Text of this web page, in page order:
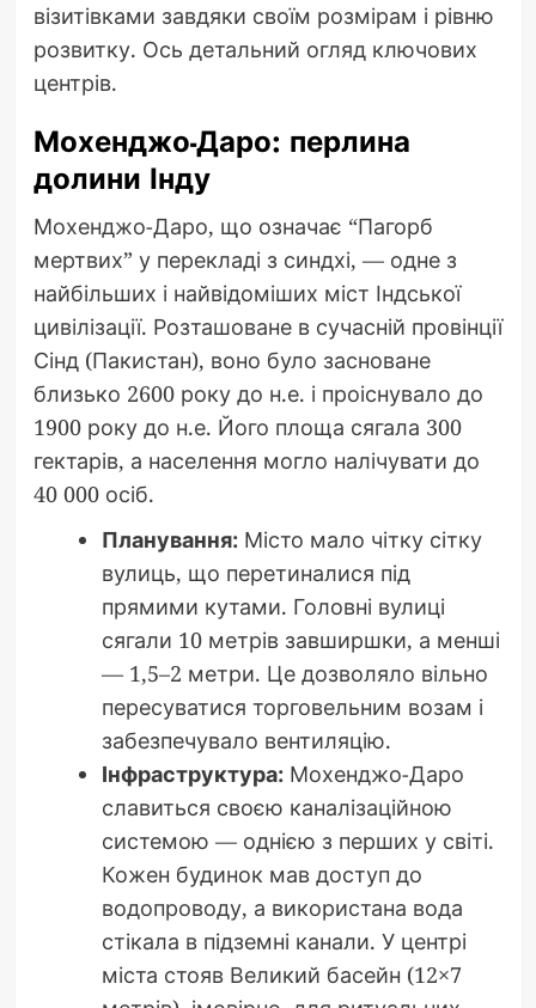
візитівками завдяки своїм розмірам і рівню
розвитку. Ось детальний огляд ключових
центрів.
Мохенджо-Даро: перлина
долини Інду
Мохенджо-Даро, що означає “Пагорб
мертвих” у перекладі з синдхі, — одне з
найбільших і найвідоміших міст Індської
цивілізації. Розташоване в сучасній провінції
Сінд (Пакистан), воно було засноване
близько 2600 року до н.е. і проіснувало до
1900 року до н.е. Його площа сягала 300
гектарів, а населення могло налічувати до
40 000 осіб.
Планування:Місто мало чітку сітку
вулиць, що перетиналися під
прямими кутами. Головні вулиці
сягали 10 метрів завширшки, а менші
— 1,5–2 метри. Це дозволяло вільно
пересуватися торговельним возам і
забезпечувало вентиляцію.
Інфраструктура:Мохенджо-Даро
славиться своєю каналізаційною
системою — однією з перших у світі.
Кожен будинок мав доступ до
водопроводу, а використана вода
стікала в підземні канали. У центрі
міста стояв Великий басейн (12×7